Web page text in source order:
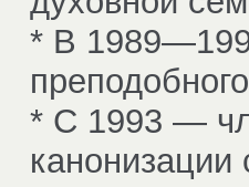
* В
* С 1993 —
канонизации